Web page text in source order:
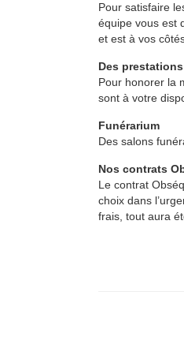
Pour satisfaire
équipe vous est
et est à vos
Des
Pour honorer la
sont à votre
Funérarium
Des salons
Nos contrats
Le contrat
choix dans
frais, tout aura